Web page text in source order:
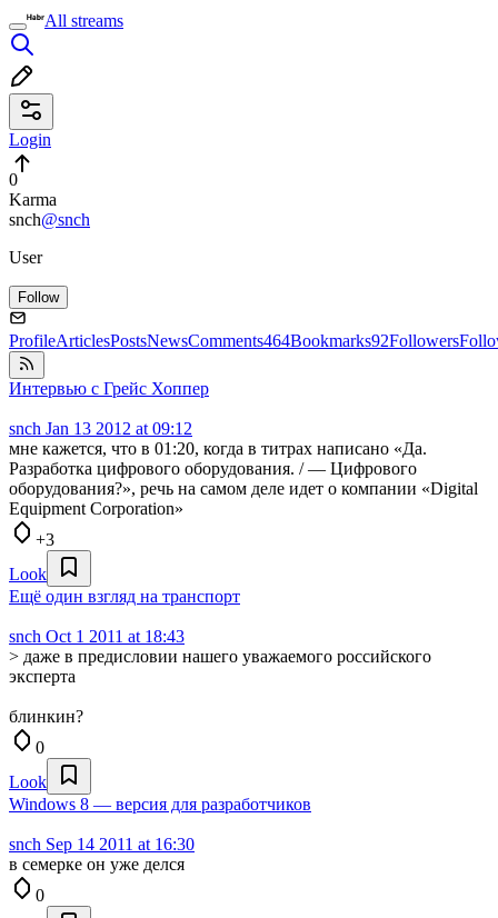
All streams
Login
0
Karma
snch@snch
User
Follow
ProfileArticlesPostsNewsComments464Bookmarks92Followers
Интервью с Грейс Хоппер
snch Jan 13 2012 at 09:12
мне кажется, что в 01:20, когда в титрах написано «Да.
Разработка цифрового оборудования. / — Цифрового
оборудования?», речь на самом деле идет о компании «Digital
Equipment Corporation»
+3
Look
Ещё один взгляд на транспорт
snch Oct 1 2011 at 18:43
> даже в предисловии нашего уважаемого российского
эксперта
блинкин?
0
Look
Windows 8 — версия для разработчиков
snch Sep 14 2011 at 16:30
в семерке он уже делся
0